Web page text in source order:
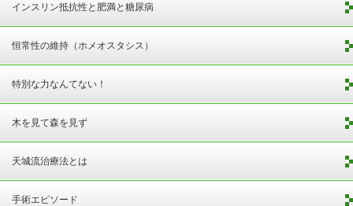
インスリン抵抗性と肥満と糖尿病
恒常性の維持（ホメオスタシス）
特別な力なんてない！
木を見て森を見ず
天城流治療法とは
手術エピソード